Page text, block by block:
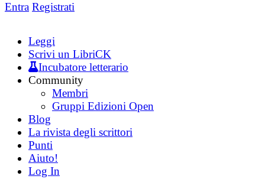
Entra Registrati
Leggi
Scrivi un LibriCK
Incubatore letterario
Community
Membri
Gruppi Edizioni Open
Blog
La rivista degli scrittori
Punti
Aiuto!
Log In